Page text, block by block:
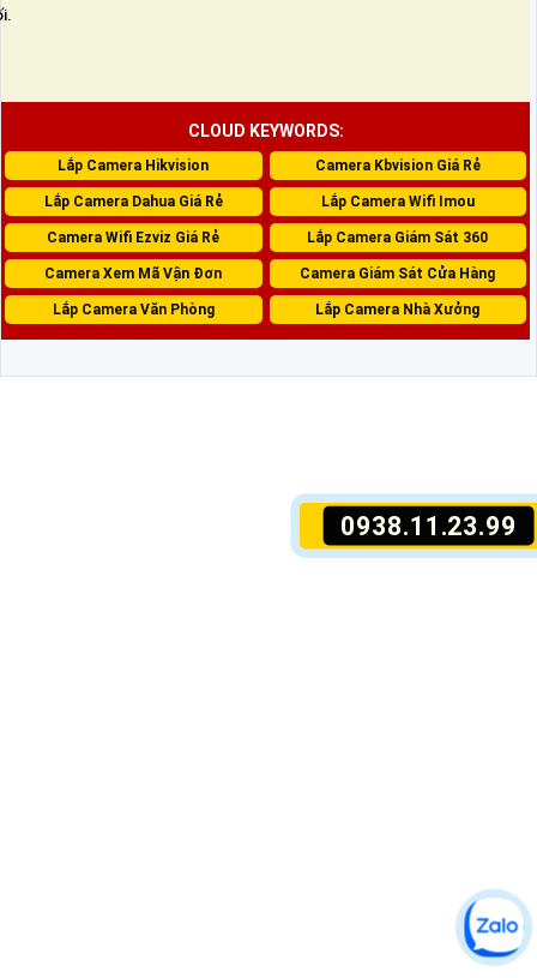
0938.11.23.99
CLOUD KEYWORDS:
Lắp Camera Hikvision Camera Kbvision Giá Rẻ
Lắp Camera Dahua Giá Rẻ Lắp Camera Wifi Imou
Camera Wifi Ezviz Giá Rẻ Lắp Camera Giám Sát 360
Camera Xem Mã Vận Đơn Camera Giám Sát Cửa Hàng
Lắp Camera Văn Phòng Lắp Camera Nhà Xưởng